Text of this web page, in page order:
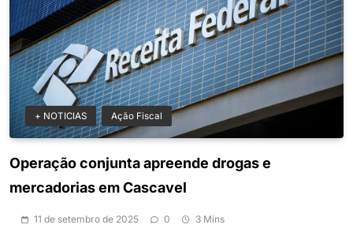
+ NOTICIAS Ação Fiscal
Operação conjunta apreende drogas e
mercadorias em Cascavel
11 de setembro de 2025 0 3 Mins